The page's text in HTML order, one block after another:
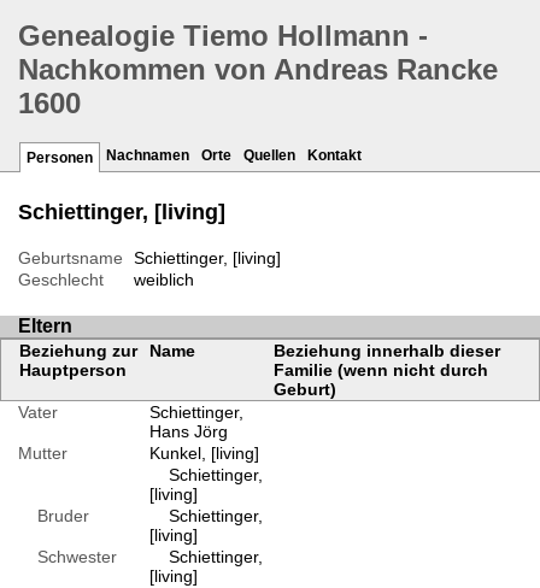
Genealogie Tiemo Hollmann -
Nachkommen von Andreas Rancke
1600
Personen Nachnamen Orte Quellen Kontakt
Schiettinger, [living]
Geburtsname
Schiettinger, [living]
Geschlecht
weiblich
Eltern
Beziehung zur
Hauptperson
Name
Beziehung innerhalb dieser
Familie (wenn nicht durch
Geburt)
Vater
Schiettinger,
Hans Jörg
Mutter
Kunkel, [living]
Schiettinger,
[living]
Bruder
Schiettinger,
[living]
Schwester
Schiettinger,
[living]